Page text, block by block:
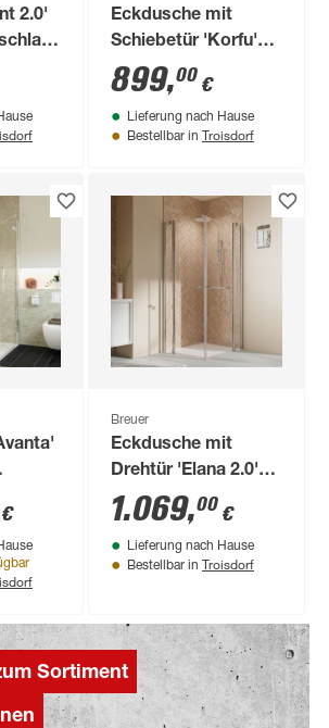
2.0'
cm
Eckdusche mit
Schiebetür 'Korfu'
vollgerahmt, light-
green, 89 x 202 x 89
cm
899,00 €
Lieferung nach Hause
Bestellbar in Troisdorf
x
teilig
€
Breuer
Eckdusche mit
Drehtür 'Elana 2.0'
chromfarben 80 x
200 x 80 cm
1.069,00 €
Lieferung nach Hause
Bestellbar in Troisdorf
Sortiment